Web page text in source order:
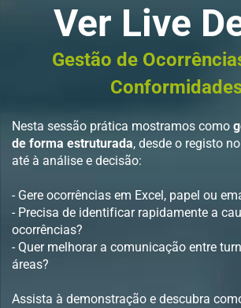
Ver Live
Gestão de
Nesta sessão prática mostramos como
de forma estruturada, desde o registo
até à análise e decisão:
- Gere ocorrências em Excel, papel ou
- Precisa de identificar rapidamente a
ocorrências?
- Quer melhorar a comunicação entre
áreas?
Assista à demonstração e descubra